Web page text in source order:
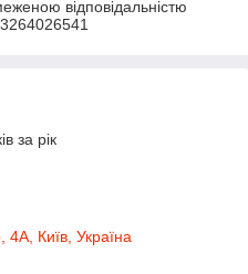
відповідальністю
за рік
4А, Київ, Україна